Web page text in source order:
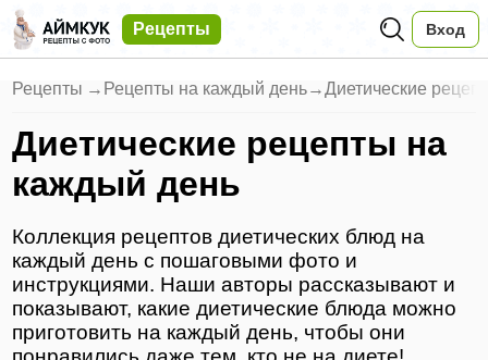
Рецепты Вход
Рецепты → Рецепты на каждый день→Диетические
Диетические рецепты на
каждый день
Коллекция рецептов диетических блюд на
каждый день с пошаговыми фото и
инструкциями. Наши авторы рассказывают и
показывают, какие диетические блюда можно
приготовить на каждый день, чтобы они